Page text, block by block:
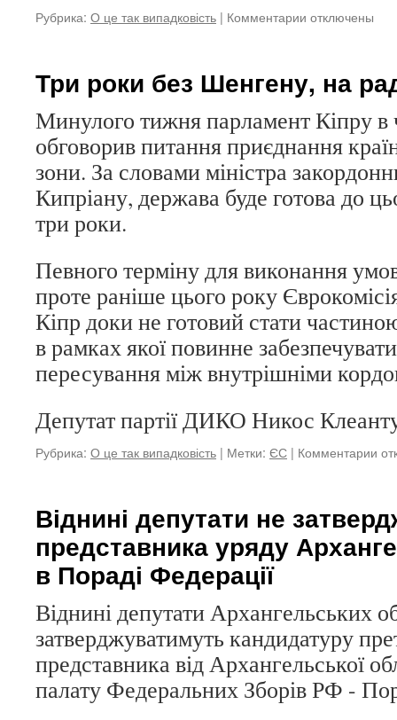
Рубрика: О це так випадковість | Комментарии к
Фонду
в
південній
столиці
Псковської
області
освоєні
отключены
Три роки без Шенгену, на
Минулого тижня парламент Кіпру в
обговорив питання приєднання
зони. За словами міністра
Кипріану, держава буде готова до
три роки.
Певного терміну для виконання
проте раніше цього року
Кіпр доки не готовий стати
в рамках якої повинне
пересування між внутрішніми
Депутат партії ДИКО Никос
Рубрика: О це так випадковість | Метки: ЄС | Комментарии к
без
на
Віднині депутати не
представника уряду
в Пораді Федерації
Віднині депутати Архангельських
затверджуватимуть кандидатуру
представника від Архангельської
палату Федеральних Зборів РФ -